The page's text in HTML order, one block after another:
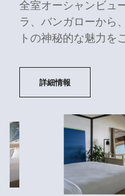
全室オーシャンビュ
ラ、バンガローから
トの神秘的な魅力を
詳細情報